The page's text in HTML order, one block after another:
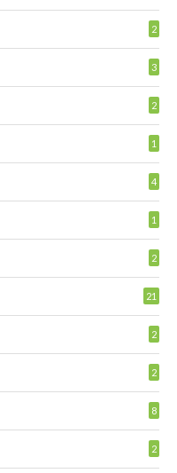
2
3
2
1
4
1
2
21
2
2
8
2